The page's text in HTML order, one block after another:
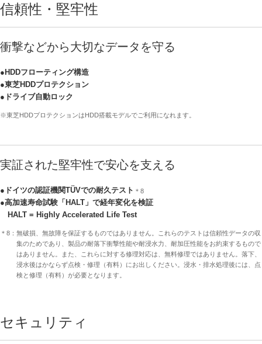
信頼性・堅牢性
衝撃などから大切なデータを守る
●HDDフローティング構造
●東芝HDDプロテクション
●ドライブ自動ロック
※東芝HDDプロテクションはHDD搭載モデルでご利用になれます。
実証された堅牢性で安心を支える
●ドイツの認証機関TÜVでの耐久テスト ＊8
●高加速寿命試験「HALT」で経年変化を検証
HALT = Highly Accelerated Life Test
＊8：無破損、無故障を保証するものではありません。これらのテストは信頼性データの収
集のためであり、製品の耐落下衝撃性能や耐浸水力、耐加圧性能をお約束するもので
はありません。また、これらに対する修理対応は、無料修理ではありません。落下、
浸水後はかならず点検・修理（有料）にお出しください。浸水・排水処理後には、点
検と修理（有料）が必要となります。
セキュリティ